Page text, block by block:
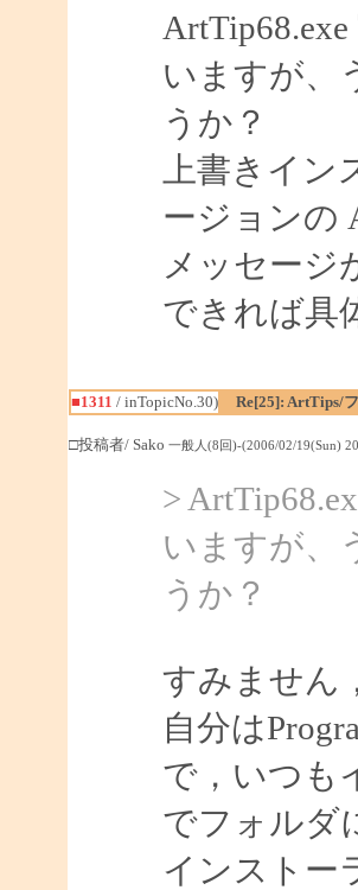
いますが、
うか？
上書きイ
ージョンの
メッセージ
できれば具
■1311 / inTopicNo.30) Re[25]: ArtTips/
□投稿者/ Sako 一般人(8回)-(2006/02/19(Sun)
>
いますが、
うか？
すみません
自分は
で，いつも
でフォルダ
インストー